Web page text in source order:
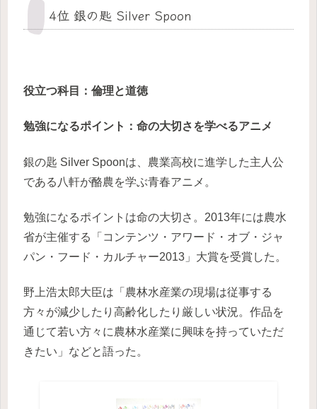
4位 銀の匙 Silver Spoon
役立つ科目 ：倫理と道徳
勉強になるポイント：命の大切さを学べるアニメ
銀の匙 Silver Spoonは、農業高校に進学した主人公
である八軒が酪農を学ぶ青春アニメ。
勉強になるポイントは命の大切さ。2013年には農水
省が主催する「コンテンツ・アワード・オブ・ジャ
パン・フード・カルチャー2013」大賞を受賞した。
野上浩太郎大臣は「農林水産業の現場は従事する
方々が減少したり高齢化したり厳しい状況。作品を
通じて若い方々に農林水産業に興味を持っていただ
きたい」などと語った。